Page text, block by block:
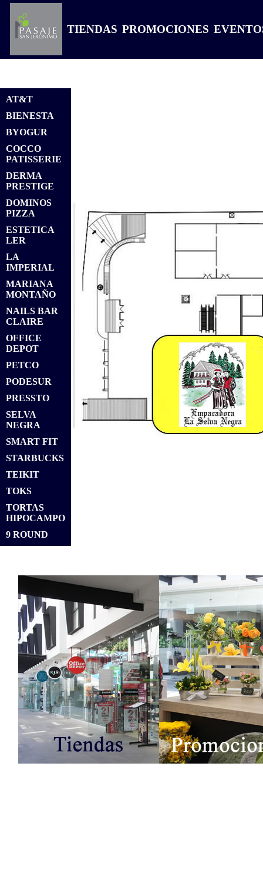
TIENDAS PROMOCIONES
AT&T
BIENESTA
BYOGUR
COCCO
PATISSERIE
DERMA
PRESTIGE
DOMINOS
PIZZA
ESTETICA
LER
LA
IMPERIAL
MARIANA
MONTAÑO
NAILS BAR
CLAIRE
OFFICE
DEPOT
PETCO
PODESUR
PRESSTO
SELVA
NEGRA
SMART FIT
STARBUCKS
TEIKIT
TOKS
TORTAS
HIPOCAMPO
9 ROUND